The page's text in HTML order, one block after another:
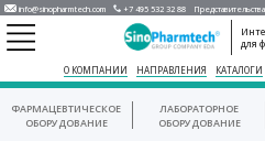
info@sinopharmtech.com +7 495 532 32 88
для
О КОМПАНИИ НАПРАВЛЕНИЯ КАТАЛОГИ
ФАРМАЦЕВТИЧЕСКОЕ
ОБОРУДОВАНИЕ
ЛАБОРАТОРНОЕ
ОБОРУДОВАНИЕ